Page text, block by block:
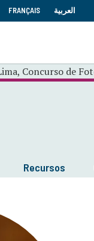
FRANÇAIS العربية
Recursos